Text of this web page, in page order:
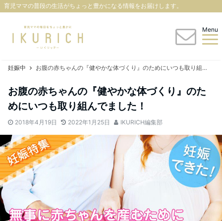
育児ママの普段の生活がちょっと豊かになる情報をお届けします。
Menu
妊娠中 お腹の赤ちゃんの『健やかな体づくり』のためにいつも取り組んでました！
お腹の赤ちゃんの『健やかな体づくり』のた
めにいつも取り組んでました！
2018年4月19日 2022年1月25日 IKURICH編集部